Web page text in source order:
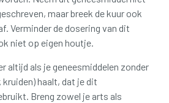
maar breek de kuur ook
Verminder de dosering van dit
niet op eigen houtje.
altijd als je geneesmiddelen zonder
haalt, dat je dit
Breng zowel je arts als